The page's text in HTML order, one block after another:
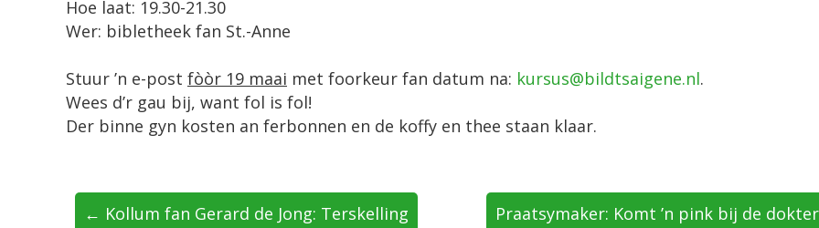
Hoe laat: 19.30-21.30
Wer: bibletheek fan St.-Anne
Stuur ’n e-post fòòr 19 maai met foorkeur fan datum na: kursus@bildtsaigene.nl.
Wees d’r gau bij, want fol is fol!
Der binne gyn kosten an ferbonnen en de koffy en thee staan klaar.
← Kollum fan Gerard de Jong: Terskelling Praatsymaker: Komt ’n pink bij de